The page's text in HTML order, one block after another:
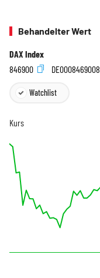
Behandelter Wert
DAX Index
846900
DE0008469008
Watchlist
Kurs